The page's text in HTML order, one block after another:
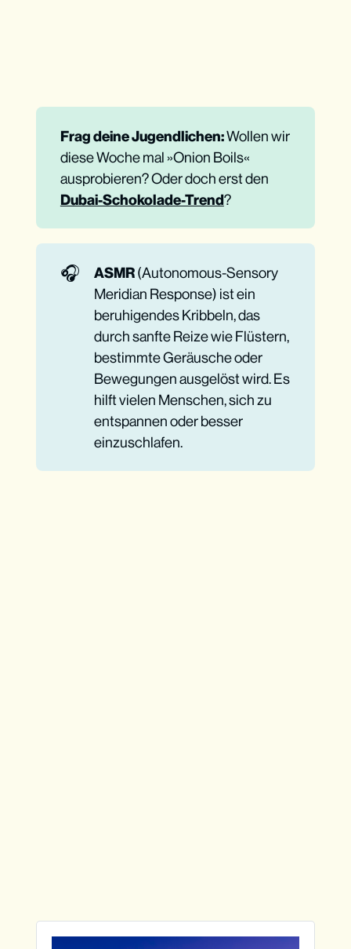
Frag deine Jugendlichen: Wollen wir
diese Woche mal »Onion Boils«
ausprobieren? Oder doch erst den
Dubai-Schokolade-Trend?
🎧 ASMR(Autonomous-Sensory
Meridian Response) ist ein
beruhigendes Kribbeln, das
durch sanfte Reize wie Flüstern,
bestimmte Geräusche oder
Bewegungen ausgelöst wird. Es
hilft vielen Menschen, sich zu
entspannen oder besser
einzuschlafen.